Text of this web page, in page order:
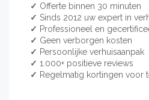
✓ Offerte binnen 30 minuten
✓ Sinds 2012 uw expert in
✓ Professioneel en
✓ Geen verborgen kosten
✓ Persoonlijke verhuisaanpak
✓ 1.000+ positieve reviews
✓ Regelmatig kortingen voor